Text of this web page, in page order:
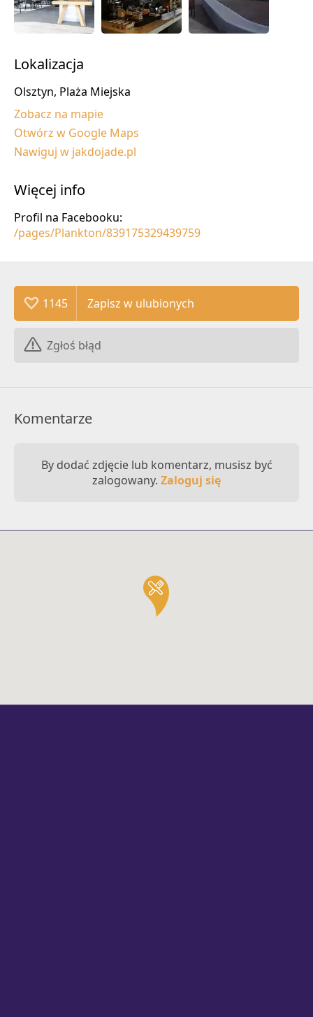
Lokalizacja
Olsztyn, Plaża Miejska
Zobacz na mapie
Otwórz w Google Maps
Nawiguj w jakdojade.pl
Więcej info
Profil na Facebooku:
/pages/Plankton/839175329439759
1145
Zgłoś błąd
Komentarze
By dodać zdjęcie lub komentarz, musisz być
zalogowany. Zaloguj się